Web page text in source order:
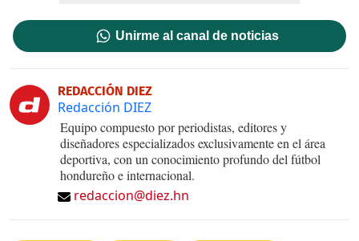
Unirme al canal de noticias
REDACCIÓN DIEZ
Redacción DIEZ
Equipo compuesto por periodistas, editores y
diseñadores especializados exclusivamente en el área
deportiva, con un conocimiento profundo del fútbol
hondureño e internacional.
redaccion@diez.hn